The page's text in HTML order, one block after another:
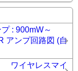
: 900mW～
アンプ回路図 (自
ワイヤレスマイ